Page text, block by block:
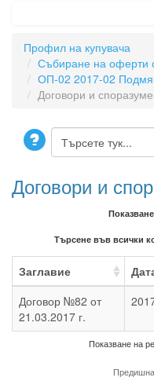
Профил на купувача
Събиране на оферти
ОП-02 2017-02
Договори и
Договори и
Търсене във всички
Заглавие
Договор №82 от
21.03.2017 г.
Показване на
Предишна